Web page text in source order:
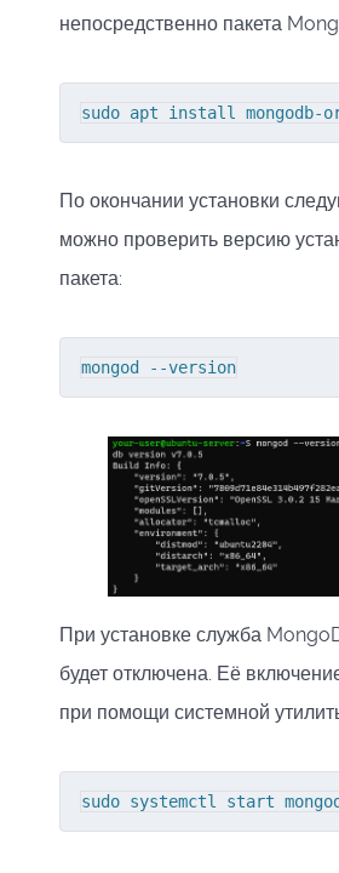
непосредственно пакета
sudo apt install mongodb-
По окончании установки
можно проверить версию
пакета:
mongod --version
При установке служба
будет отключена. Её
при помощи системной
sudo systemctl start mongod